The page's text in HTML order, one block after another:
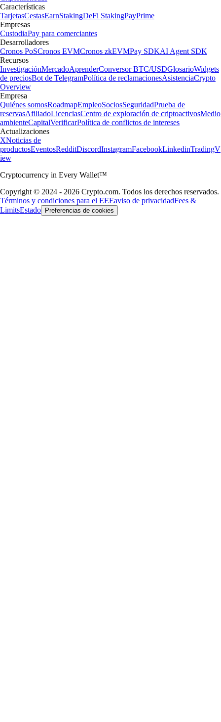
Características
TarjetasCestasEarnStakingDeFi StakingPayPrime
Empresas
CustodiaPay para comerciantes
Desarrolladores
Cronos PoSCronos EVMCronos zkEVMPay SDKAI Agent SDK
Recursos
InvestigaciónMercadoAprenderConversor BTC/USDGlosarioWidgets
de preciosBot de TelegramPolítica de reclamacionesAsistenciaCrypto
Overview
Empresa
Quiénes somosRoadmapEmpleoSociosSeguridadPrueba de
reservasAfiliadoLicenciasCentro de exploración de criptoactivosMedio
ambienteCapitalVerificarPolítica de conflictos de intereses
Actualizaciones
XNoticias de
productosEventosRedditDiscordInstagramFacebookLinkedinTradingV
iew
Cryptocurrency in Every Wallet™
Copyright © 2024 - 2026 Crypto.com. Todos los derechos reservados.
Términos y condiciones para el EEEaviso de privacidadFees &
LimitsEstado Preferencias de cookies